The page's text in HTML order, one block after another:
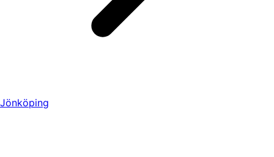
Jönköping